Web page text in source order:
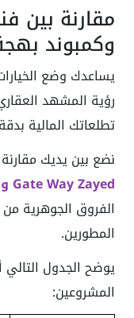
مقارنة بين
وكمبوند
يساعدك وضع
رؤية المشهد
تطلعاتك المالية
نضع بين يديك
Gate Way Zayed ومشروع Bahja Zayed
الفروق الجوهرية
المطورين.
يوضح الجدول التالي
المشروعين: